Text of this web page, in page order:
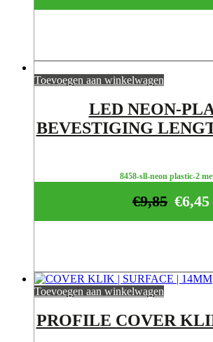
Toevoegen aan winkelwagen
LED NEON-
BEVESTIGING
8458-sll-neon plastic-2
€6,45
€9,85
Toevoegen aan winkelwagen
PROFILE COVER